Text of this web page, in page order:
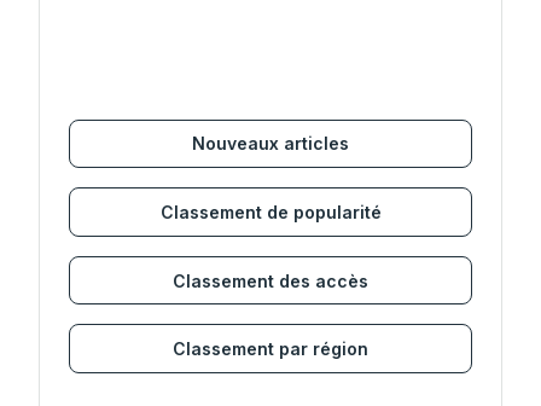
Nouveaux articles
Classement de popularité
Classement des accès
Classement par région